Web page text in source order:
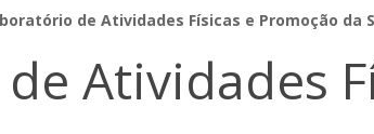
de Atividades Físicas e Promoção da
Atividades